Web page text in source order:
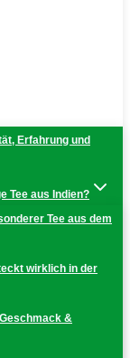
Erfahrung und
Tee aus Indien?
Tee aus dem
wirklich in der
&